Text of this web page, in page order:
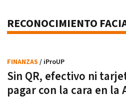
RECONOCIMIENTO
Sin QR, efectivo ni
pagar con la cara en la
FINANZAS / iProUP